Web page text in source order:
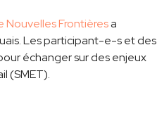
Nouvelles Frontièresa
Les participant-e-s et des
échanger sur des enjeux
(SMET).